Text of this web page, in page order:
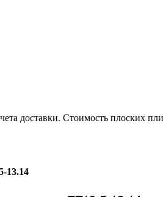
доставки. Стоимость плоских
13.14